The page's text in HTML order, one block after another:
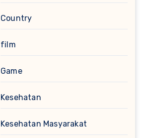
Country
film
Game
Kesehatan
Kesehatan Masyarakat